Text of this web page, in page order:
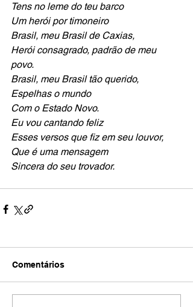
Tens no leme do teu barco
Um herói por timoneiro
Brasil, meu Brasil de Caxias,
Herói consagrado, padrão de meu
povo.
Brasil, meu Brasil tão querido,
Espelhas o mundo
Com o Estado Novo.
Eu vou cantando feliz
Esses versos que fiz em seu louvor,
Que é uma mensagem
Sincera do seu trovador.
Comentários